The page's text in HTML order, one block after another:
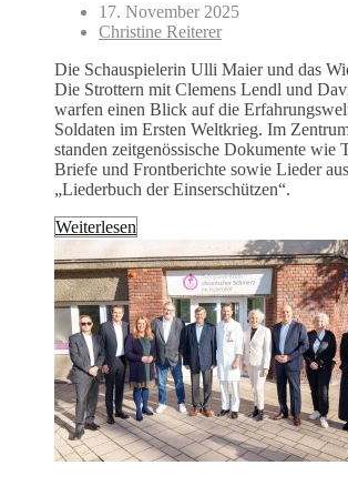
17. November 2025
Christine Reiterer
Die Schauspielerin Ulli Maier und das
Die Strottern mit Clemens Lendl und
warfen einen Blick auf die
Soldaten im Ersten Weltkrieg. Im
standen zeitgenössische Dokumente wie
Briefe und Frontberichte sowie Lieder
„Liederbuch der Einserschützen“.
Weiterlesen